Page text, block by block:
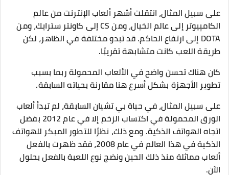
على سبيل المثال، انتقلت أشهر ألعاب الإنترنت من عالم
الکامپیوتر إلى عالم الخيال، ومن CS إلى كاونتر سترايك، ومن
DOTA إلى ارتفاع الحاکم. قد تبدو مختلفة في الظاهر، لكن
طريقة اللعب كانت متشابهة تقريبًا.
كان هناك تحسن واضح في الألعاب المحمولة ربما بسبب
تطوير الأجهزة بشكل أسرع هنا مقارنة بحياته السابقة.
على سبيل المثال، في حياة بي تشيان السابقة، لم تبدأ ألعاب
الورق المحمولة في اكتساب الزخم إلا في عام 2012 بفضل
اتجاه الهواتف الذكية. ومع ذلك، نظرًا للتطور المبكر للهواتف
الذكية في هذا العالم في عام 2008، فقد ظهرت بالفعل
ألعاب مماثلة منذ ذلك الحين ونضج نوع اللعبة بالفعل بحلول
الآن.